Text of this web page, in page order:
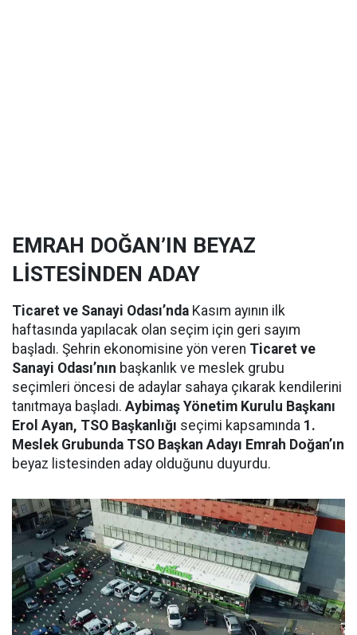
EMRAH DOĞAN’IN BEYAZ
LİSTESİNDEN ADAY
Ticaret ve Sanayi Odası’nda Kasım ayının ilk
haftasında yapılacak olan seçim için geri sayım
başladı. Şehrin ekonomisine yön veren Ticaret ve
Sanayi Odası’nın başkanlık ve meslek grubu
seçimleri öncesi de adaylar sahaya çıkarak kendilerini
tanıtmaya başladı. Aybimaş Yönetim Kurulu Başkanı
Erol Ayan, TSO Başkanlığı seçimi kapsamında 1.
Meslek Grubunda TSO Başkan Adayı Emrah Doğan’ın
beyaz listesinden aday olduğunu duyurdu.